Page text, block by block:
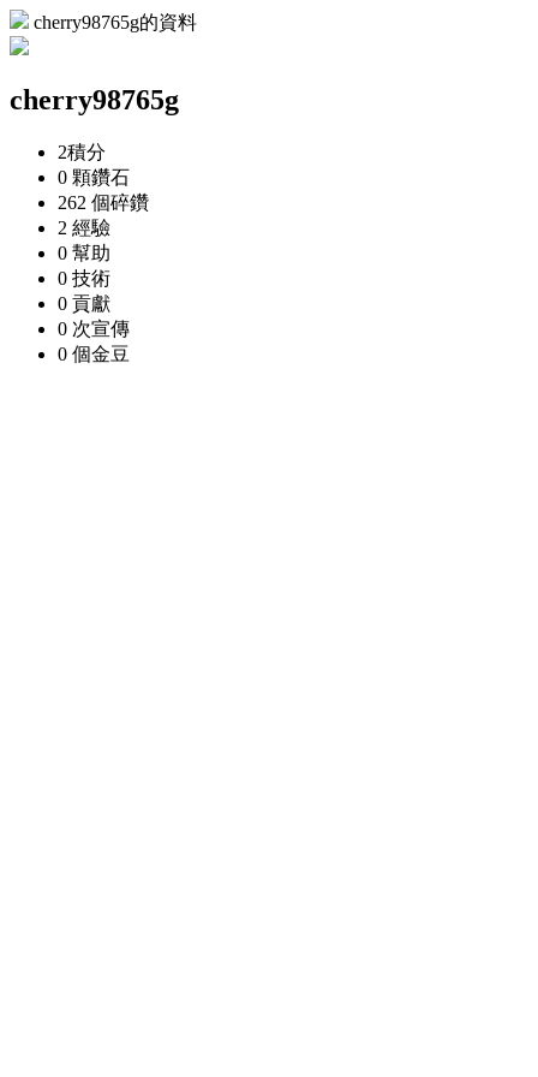
cherry98765g的資料
cherry98765g
2積分
0 顆鑽石
262 個碎鑽
2 經驗
0 幫助
0 技術
0 貢獻
0 次宣傳
0 個金豆